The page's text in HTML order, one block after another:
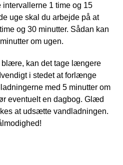
1 time og 15
uge skal du arbejde på at
og 30 minutter. Sådan kan
om ugen.
kan det tage længere
i stedet at forlænge
med 5 minutter om
eventuelt en dagbog. Glæd
at udsætte vandladningen.